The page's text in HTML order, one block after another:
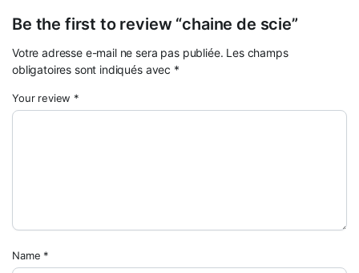
Be the first to review “chaine de scie”
Votre adresse e-mail ne sera pas publiée. Les champs
obligatoires sont indiqués avec *
Your review *
Name *